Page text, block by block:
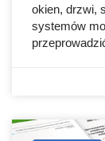
okien, drzwi,
systemów